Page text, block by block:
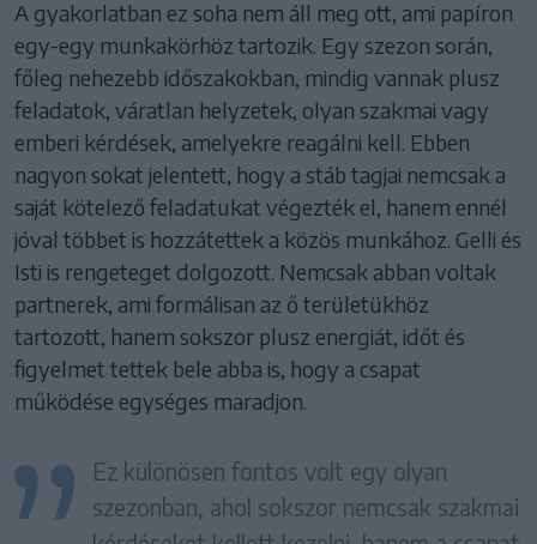
A gyakorlatban ez soha nem áll meg ott, ami papíron
egy-egy munkakörhöz tartozik. Egy szezon során,
főleg nehezebb időszakokban, mindig vannak plusz
feladatok, váratlan helyzetek, olyan szakmai vagy
emberi kérdések, amelyekre reagálni kell. Ebben
nagyon sokat jelentett, hogy a stáb tagjai nemcsak a
saját kötelező feladatukat végezték el, hanem ennél
jóval többet is hozzátettek a közös munkához. Gelli és
Isti is rengeteget dolgozott. Nemcsak abban voltak
partnerek, ami formálisan az ő területükhöz
tartozott, hanem sokszor plusz energiát, időt és
figyelmet tettek bele abba is, hogy a csapat
működése egységes maradjon.
Ez különösen fontos volt egy olyan
szezonban, ahol sokszor nemcsak szakmai